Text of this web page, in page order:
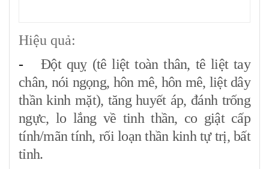
Hiệu quả:
-Đột quỵ (tê liệt toàn thân, tê liệt tay
chân, nói ngọng, hôn mê, hôn mê, liệt dây
thần kinh mặt), tăng huyết áp, đánh trống
ngực, lo lắng về tinh thần, co giật cấp
tính/mãn tính, rối loạn thần kinh tự trị, bất
tỉnh.